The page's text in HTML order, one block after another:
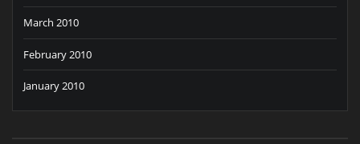
March 2010
February 2010
January 2010